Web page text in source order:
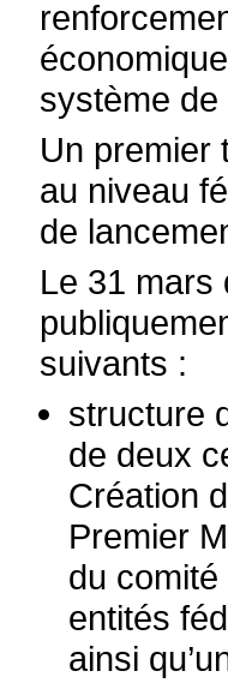
système
Un premier
au niveau
de
Le 31 mars
suivants :
structure
de deux
Création
Premier
du
entités
ainsi